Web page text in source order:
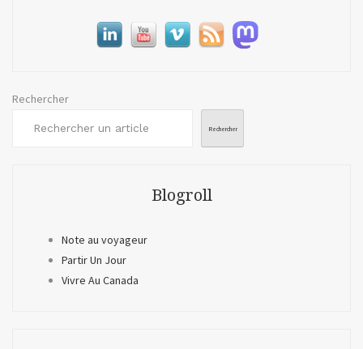
Rechercher
Rechercher
Blogroll
Note au voyageur
Partir Un Jour
Vivre Au Canada